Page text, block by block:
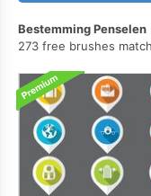
Bestemming Penselen
273 free brushes